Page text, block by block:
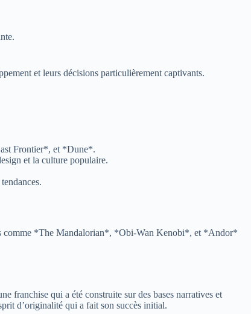
et leurs décisions particulièrement captivants.
Frontier*, et *Dune*.
et la culture populaire.
comme *The Mandalorian*, *Obi-Wan Kenobi*, et *Andor*
franchise qui a été construite sur des bases narratives et
d’originalité qui a fait son succès initial.